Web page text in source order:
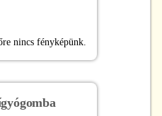
nincs fényképünk.